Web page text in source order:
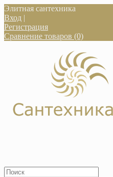
Элитная сантехника
Вход |
Регистрация
Сравнение товаров (0)